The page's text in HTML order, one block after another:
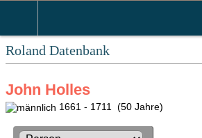
Roland Datenbank
John Holles
1661 - 1711 (50 Jahre)